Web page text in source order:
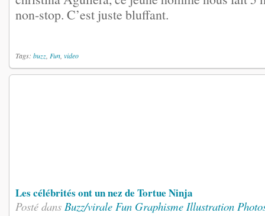
non-stop. C’est juste bluffant.
Tags: buzz Fun video
Les célébrités ont un nez de Tortue Ninja
Posté dans Buzz/virale Fun Graphisme Illustration